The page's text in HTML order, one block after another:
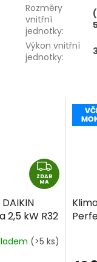
Rozměry
vnitřní
jednotky:
Výkon vnitřní
jednotky:
Z
D
R
M
A
ZDAR
MA
2,5 kW R32
(>5 ks)